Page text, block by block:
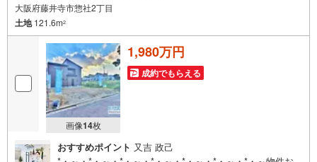
大阪府藤井寺市惣社2丁目
土地121.6m2
画像14枚
1,980万円
成約でもらえる
おすすめポイント 又吉 政己